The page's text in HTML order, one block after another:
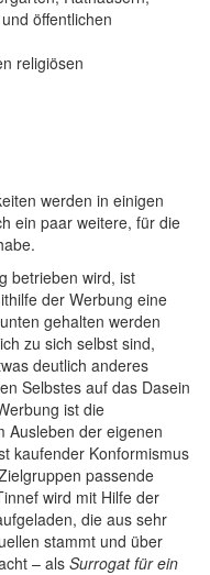
öffentlichen
religiösen
werden in einigen
ein paar weitere, für die
betrieben wird, ist
der Werbung eine
gehalten werden
zu sich selbst sind,
deutlich anderes
Selbstes auf das Dasein
ist die
Ausleben der eigenen
kaufender Konformismus
passende
wird mit Hilfe der
die aus sehr
stammt und über
– als Surrogat für ein